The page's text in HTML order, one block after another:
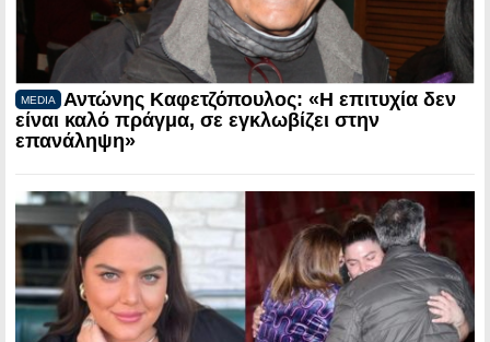
MEDIA
Αντώνης Καφετζόπουλος: «Η επιτυχία δεν
είναι καλό πράγμα, σε εγκλωβίζει στην
επανάληψη»